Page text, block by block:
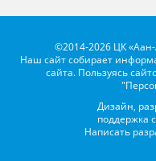
©2014-2026 ЦК
Наш сайт собирает
сайта. Пользуясь
Дизайн,
поддержка
Написать